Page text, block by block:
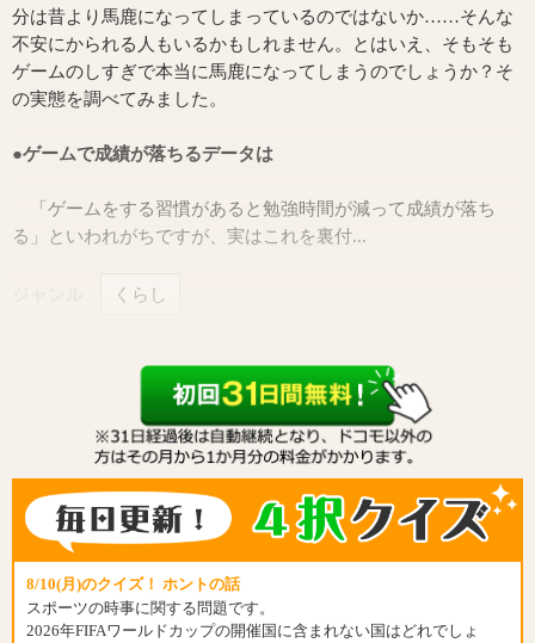
分は昔より馬鹿になってしまっているのではないか……そんな
不安にかられる人もいるかもしれません。とはいえ、そもそも
ゲームのしすぎで本当に馬鹿になってしまうのでしょうか？そ
の実態を調べてみました。
●ゲームで成績が落ちるデータは
「ゲームをする習慣があると勉強時間が減って成績が落ち
る」といわれがちですが、実はこれを裏付...
くらし
8/10(月)のクイズ！ ホントの話
スポーツの時事に関する問題です。
2026年FIFAワールドカップの開催国に含まれない国はどれでしょ